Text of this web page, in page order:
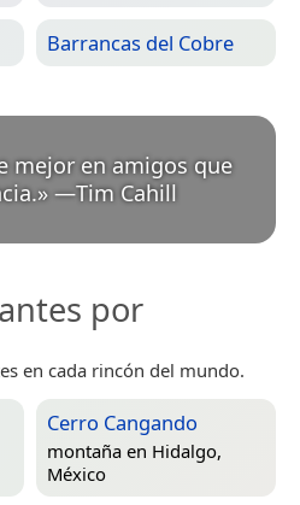
Barrancas del Cobre
mejor en amigos que
» —Tim Cahill
por
en cada rincón del mundo.
Cerro Cangando
montaña en Hidalgo,
México